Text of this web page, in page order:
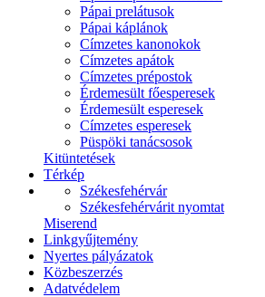
Pápai prelátusok
Pápai káplánok
Címzetes kanonokok
Címzetes apátok
Címzetes prépostok
Érdemesült főesperesek
Érdemesült esperesek
Címzetes esperesek
Püspöki tanácsosok
Kitüntetések
Térkép
Székesfehérvár
Székesfehérvárit nyomtat
Miserend
Linkgyűjtemény
Nyertes pályázatok
Közbeszerzés
Adatvédelem